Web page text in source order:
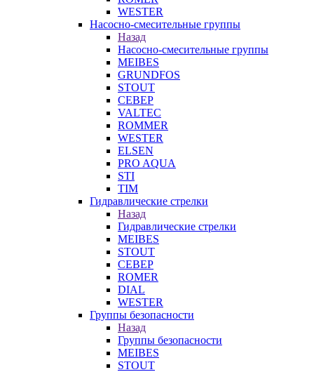
WESTER
Насосно-смесительные группы
Назад
Насосно-смесительные группы
MEIBES
GRUNDFOS
STOUT
СЕВЕР
VALTEC
ROMMER
WESTER
ELSEN
PRO AQUA
STI
TIM
Гидравлические стрелки
Назад
Гидравлические стрелки
MEIBES
STOUT
СЕВЕР
ROMER
DIAL
WESTER
Группы безопасности
Назад
Группы безопасности
MEIBES
STOUT